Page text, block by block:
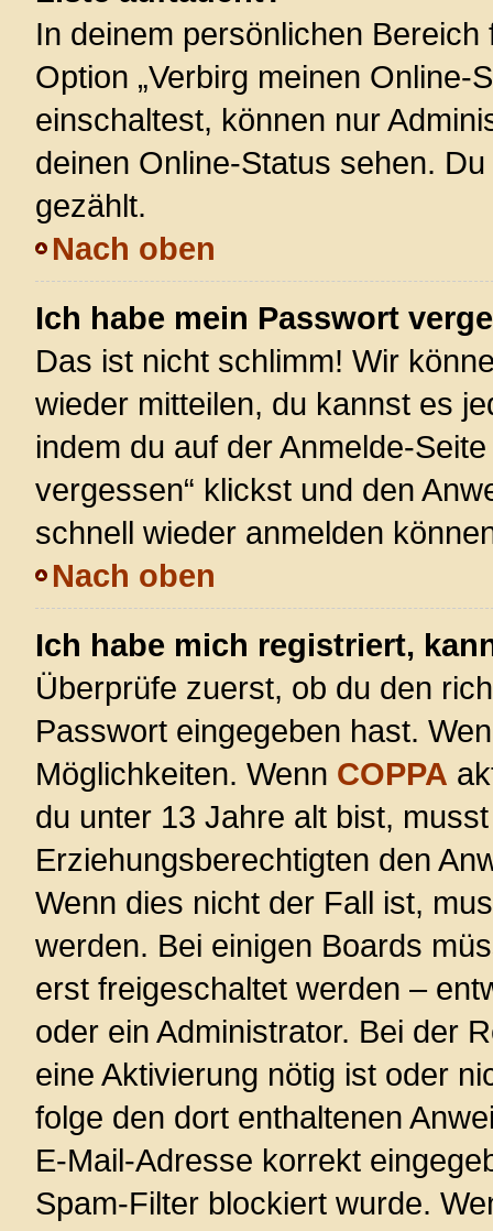
In deinem persönlichen
Option „Verbirg meinen Online-
einschaltest, können nur
deinen Online-Status sehen.
gezählt.
Nach oben
Ich habe mein Passwort
Das ist nicht schlimm! Wir
wieder mitteilen, du kannst es
indem du auf der Anmelde-
vergessen“ klickst und den
schnell wieder anmelden
Nach oben
Ich habe mich registriert,
Überprüfe zuerst, ob du den
Passwort eingegeben hast.
Möglichkeiten. Wenn COPPA
du unter 13 Jahre alt bist,
Erziehungsberechtigten den
Wenn dies nicht der Fall ist,
werden. Bei einigen Boards
erst freigeschaltet werden –
oder ein Administrator. Bei der
eine Aktivierung nötig ist oder
folge den dort enthaltenen
E-Mail-Adresse korrekt
Spam-Filter blockiert wurde.